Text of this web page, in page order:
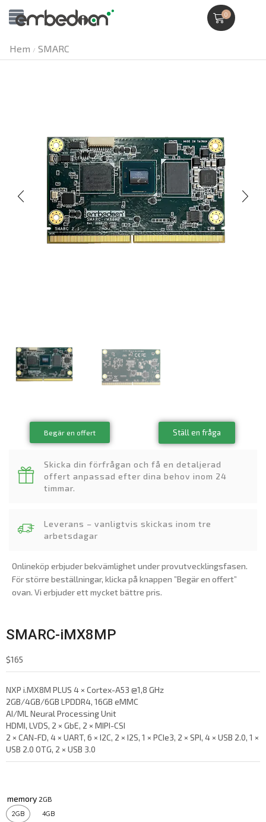
0
Hem / SMARC
Begär en offert Ställ en fråga
Skicka din förfrågan och få en detaljerad
offert anpassad efter dina behov inom 24
timmar.
Leverans – vanligtvis skickas inom tre
arbetsdagar
Onlineköp erbjuder bekvämlighet under provutvecklingsfasen.
För större beställningar, klicka på knappen ”Begär en offert”
ovan. Vi erbjuder ett mycket bättre pris.
SMARC-iMX8MP
$165
NXP i.MX8M PLUS 4 × Cortex-A53 @1,8 GHz
2GB/4GB/6GB LPDDR4, 16GB eMMC
AI/ML Neural Processing Unit
HDMI, LVDS, 2 × GbE, 2 × MIPI-CSI
2 × CAN-FD, 4 × UART, 6 × I2C, 2 × I2S, 1 × PCIe3, 2 × SPI, 4 × USB 2.0, 1 ×
USB 2.0 OTG, 2 × USB 3.0
memory
2GB 4GB